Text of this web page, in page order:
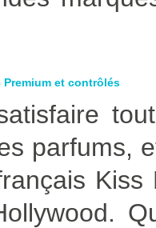
Premium et contrôlés
parfums,